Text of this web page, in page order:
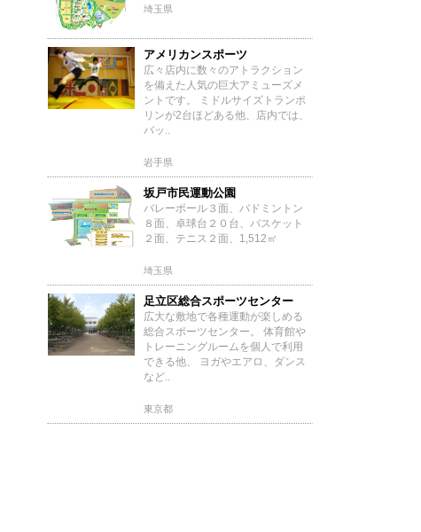
埼玉県
アメリカンスポーツ
広々店内に数々のアトラクション
を備えた人気の巨大アミューズメ
ントです。 ミドルサイズトランポ
リンが2台ほどある他、店内では、
バッ..
岩手県
坂戸市民運動公園
バレーボール３面、バドミントン
８面、卓球台２０台、バスケット
２面、テニス２面、1,512㎡
埼玉県
足立区総合スポーツセンター
広大な敷地で各種運動が楽しめる
総合スポーツセンター。 体育館や
トレーニングルームを個人で利用
できる他、 ヨガやエアロ、ダンス
など..
東京都